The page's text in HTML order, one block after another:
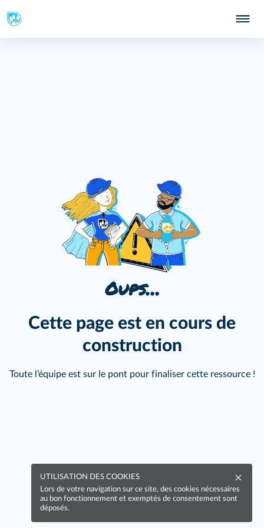
Oups…
Cette page est en cours de
construction
Toute l’équipe est sur le pont pour finaliser cette ressource !
UTILISATION DES COOKIES
Lors de votre navigation sur ce site, des cookies nécessaires
au bon fonctionnement et exemptés de consentement sont
déposés.